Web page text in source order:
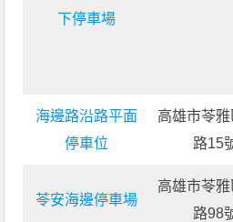
下停車場
海邊路沿路平面
停車位
高雄市苓
路15
苓安海邊停車場
高雄市苓
路98